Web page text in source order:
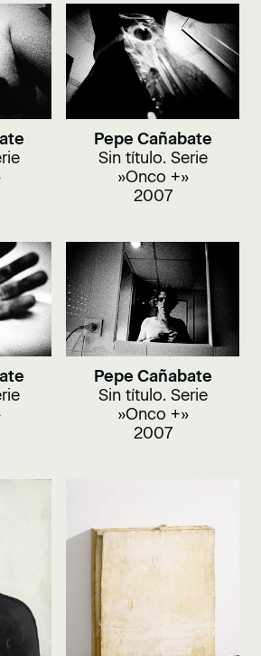
Pepe Cañabate
Sin título. Serie
»Onco +»
2007
Pepe Cañabate
Sin título. Serie
»Onco +»
2007